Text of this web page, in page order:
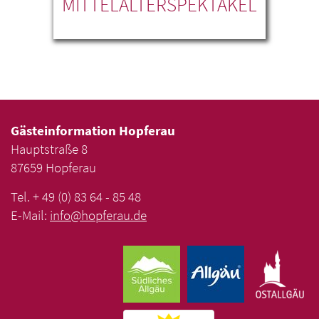
Gästeinformation Hopferau
Hauptstraße 8
87659 Hopferau
Tel. + 49 (0) 83 64 - 85 48
E-Mail: info@hopferau.de